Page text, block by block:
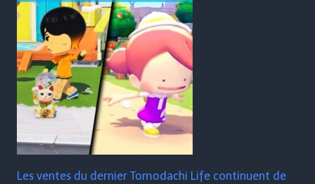
Les ventes du dernier Tomodachi Life continuent de